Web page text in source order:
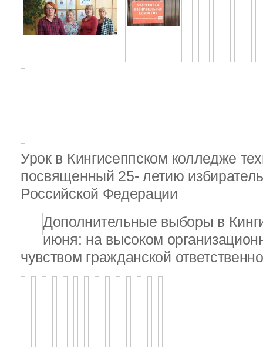
Урок в Кингисеппском колледже
посвященный 25- летию
Российской Федерации
Дополнительные выборы в
июня: на высоком
чувством гражданской